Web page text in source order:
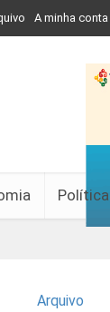
A minha conta
Política
Arquivo